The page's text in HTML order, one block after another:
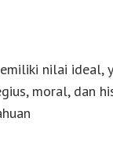
nilai ideal,
moral, dan